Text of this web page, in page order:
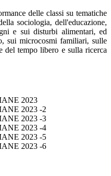
delle classi su tematiche
sociologia, dell'educazione,
e sui disturbi alimentari, ed
sui microcosmi familiari, sulle
del tempo libero e sulla ricerca